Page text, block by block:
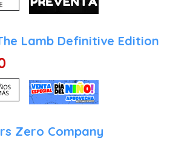
para diferenciar el impacto de las
sutil que simula el peso de apretar el
naturales, evitando la tosquedad de
los gritos de los soldados enemigos o
Lamb Definitive Edition
Zero Company